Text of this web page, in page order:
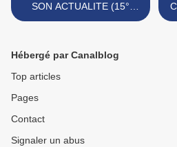
SON ACTUALITE (15°
semaine de la saison)
Hébergé par Canalblog
Top articles
Pages
Contact
Signaler un abus